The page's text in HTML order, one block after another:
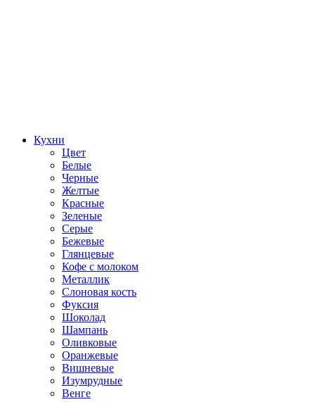
Кухни
Цвет
Белые
Черные
Желтые
Красные
Зеленые
Серые
Бежевые
Глянцевые
Кофе с молоком
Металлик
Слоновая кость
Фуксия
Шоколад
Шампань
Оливковые
Оранжевые
Вишневые
Изумрудные
Венге